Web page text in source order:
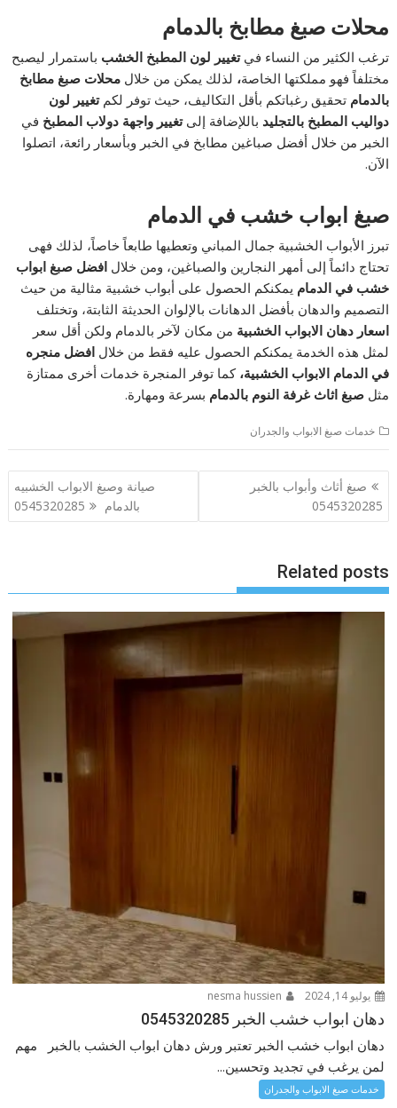
محلات صبغ مطابخ بالدمام
ترغب الكثير من النساء فيتغيير لون المطبخ الخشب باستمرار ليصبح
مختلفاً فهو مملكتها الخاصة، لذلك يمكن من خلالمحلات صبغ مطابخ
بالدمام تحقيق رغباتكم بأقل التكاليف، حيث توفر لكمتغيير لون
دواليب المطبخ بالتجليد باللإضافة إلىتغيير واجهة دولاب المطبخ في
الخبر من خلال أفضل صباغين مطابخ في الخبر وبأسعار رائعة، اتصلوا
الآن.
صبغ ابواب خشب في الدمام
تبرز الأبواب الخشبية جمال المباني وتعطيها طابعاً خاصاً، لذلك فهى
تحتاج دائماً إلى أمهر النجارين والصباغين، ومن خلالافضل صبغ ابواب
خشب في الدمام يمكنكم الحصول على أبواب خشبية مثالية من حيث
التصميم والدهان بأفضل الدهانات بالإلوان الحديثة الثابتة، وتختلف
اسعار دهان الابواب الخشبية من مكان لآخر بالدمام ولكن أقل سعر
لمثل هذه الخدمة يمكنكم الحصول عليه فقط من خلالافضل منجره
في الدمام الابواب الخشبية،كما توفر المنجرة خدمات أخرى ممتازة
مثلصبغ اثاث غرفة النوم بالدمام بسرعة ومهارة.
خدمات صبغ الابواب والجدران
تصفّح
المقالات
صبغ أثاث وأبواب بالخبر
0545320285
صيانة وصبغ الابواب الخشبيه
بالدمام 0545320285
Related posts
يوليو 14, 2024
دهان ابواب خشب الخبر 0545320285
دهان ابواب خشب الخبر تعتبر ورش دهان ابواب الخشب بالخبر مهم
لمن يرغب في تجديد وتحسين...
خدمات صبغ الابواب والجدران